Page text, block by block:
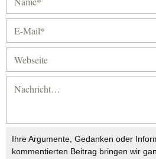
Ihre Argumente, Gedanken oder
kommentierten Beitrag bringen wir